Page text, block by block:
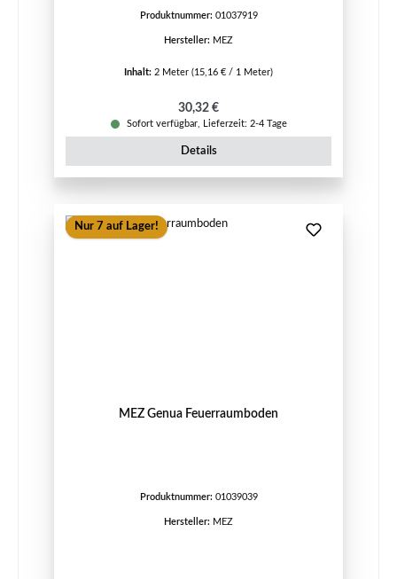
Produktnummer: 01037919
Hersteller: MEZ
Inhalt: 2 Meter (15,16 € / 1 Meter)
Regulärer Preis:
30,32 €
Sofort verfügbar, Lieferzeit: 2-4 Tage
Details
Nur 7 auf Lager!
MEZ Genua Feuerraumboden
Produktnummer: 01039039
Hersteller: MEZ